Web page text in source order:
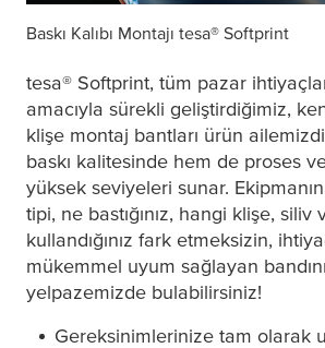
Baskı Kalıbı Montajı tesa® Softprint
tesa® Softprint, tüm pazar
amacıyla sürekli geliştirdiğimiz,
klişe montaj bantları ürün
baskı kalitesinde hem de proses
yüksek seviyeleri sunar.
tipi, ne bastığınız, hangi klişe, siliv
kullandığınız fark etmeksizin,
mükemmel uyum sağlayan
yelpazemizde bulabilirsiniz!
Gereksinimlerinize tam olarak